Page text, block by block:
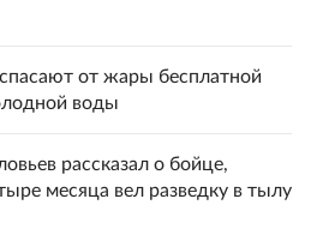
от жары бесплатной
воды
рассказал о бойце,
месяца вел разведку в тылу